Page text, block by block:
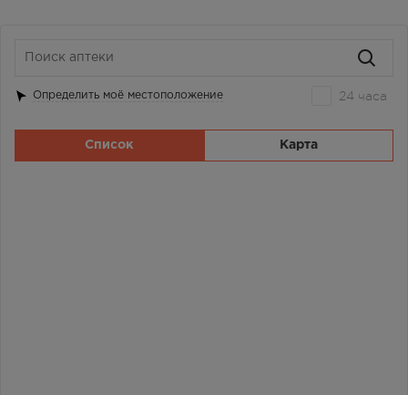
Определить моё местоположение 24 часа
Список Карта